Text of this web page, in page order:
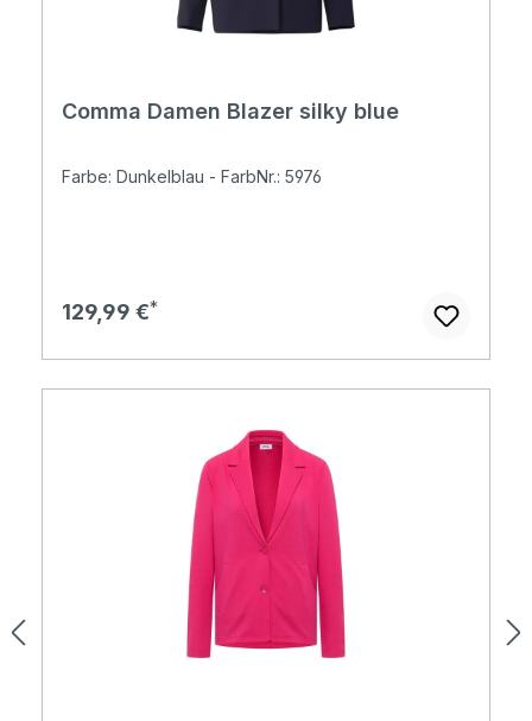
Comma Damen Blazer silky blue
Farbe: Dunkelblau - FarbNr.: 5976
Regulärer Preis:
129,99 €